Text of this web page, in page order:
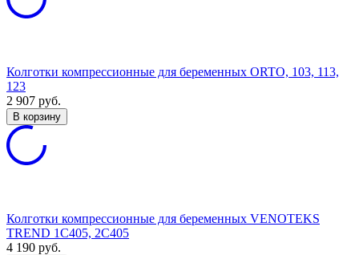
Колготки компрессионные для беременных ORTO, 103, 113,
123
2 907 руб.
В корзину
Колготки компрессионные для беременных VENOTEKS
TREND 1C405, 2C405
4 190 руб.